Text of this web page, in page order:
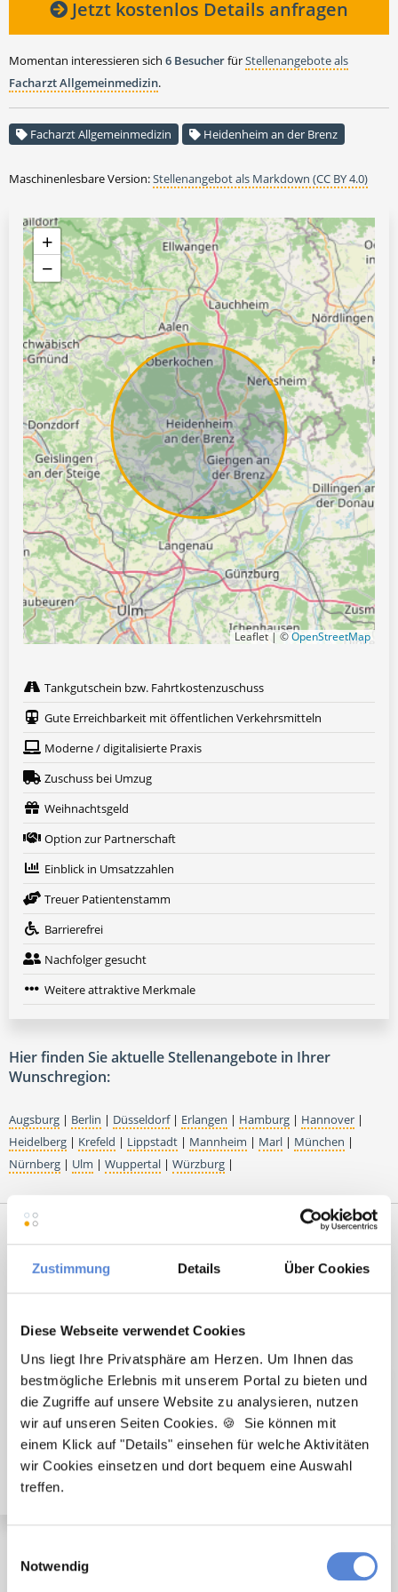
Zustimmung Details Über Cookies
Diese Webseite verwendet Cookies
Uns liegt Ihre Privatsphäre am Herzen. Um Ihnen das
bestmögliche Erlebnis mit unserem Portal zu bieten und
die Zugriffe auf unsere Website zu analysieren, nutzen
wir auf unseren Seiten Cookies. 🍪 Sie können mit
einem Klick auf "Details" einsehen für welche Aktivitäten
wir Cookies einsetzen und dort bequem eine Auswahl
treffen.
Notwendig
Jetzt kostenlos Details anfragen
Momentan interessieren sich 6 BesucherfürStellenangebote als
Facharzt Allgemeinmedizin.
Facharzt Allgemeinmedizin Heidenheim an der Brenz
Maschinenlesbare Version:Stellenangebot als Markdown (CC BY 4.0)
+
−
Leaflet | ©OpenStreetMap
Tankgutschein bzw. Fahrtkostenzuschuss
Gute Erreichbarkeit mit öffentlichen Verkehrsmitteln
Moderne / digitalisierte Praxis
Zuschuss bei Umzug
Weihnachtsgeld
Option zur Partnerschaft
Einblick in Umsatzzahlen
Treuer Patientenstamm
Barrierefrei
Nachfolger gesucht
Weitere attraktive Merkmale
Hier finden Sie aktuelle Stellenangebote in Ihrer
Wunschregion:
Augsburg | Berlin | Düsseldorf| Erlangen | Hamburg | Hannover |
Heidelberg | Krefeld | Lippstadt | Mannheim | Marl | München |
Nürnberg | Ulm | Wuppertal | Würzburg |
Premium-Stellenangebote in der
Region Heidenheim an der
Brenz:
🌟 PREMIUM-STELLENANGEBOT 🌟
Angestellter Facharzt (m/w/d) in Voll- oder Teilzeit
ab sofort in Giengen an der Brenz
🌟 PREMIUM-STELLENANGEBOT 🌟